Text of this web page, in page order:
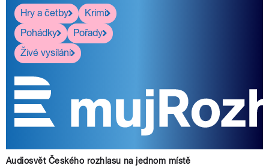
Hry a četby
Krimi
Pohádky
Pořady
Živé vysílání
Audiosvět Českého rozhlasu na jednom místě